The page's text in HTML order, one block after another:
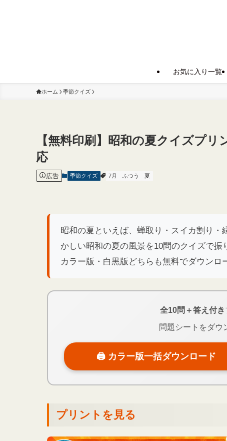
お気に入り一覧
ホーム 季節クイズ
【無料印刷】昭和の夏クイズプ
応
広告 季節クイズ 7月 ふつう 夏
昭和の夏といえば、蝉取り・スイカ割り
かしい昭和の夏の風景を10問のクイズで振
カラー版・白黒版どちらも無料でダウンロ
全10問＋答え付き
問題シートをダウ
🖨 カラー版一括ダウンロード
プリントを見る